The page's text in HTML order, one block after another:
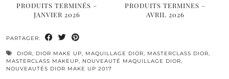
PRODUITS TERMINÉS –
JANVIER 2026
PRODUITS TERMINES –
AVRIL 2026
PARTAGER:
DIOR, DIOR MAKE UP, MAQUILLAGE DIOR, MASTERCLASS DIOR,
MASTERCLASS MAKEUP, NOUVEAUTÉ MAQUILLAGE DIOR,
NOUVEAUTÉS DIOR MAKE UP 2017